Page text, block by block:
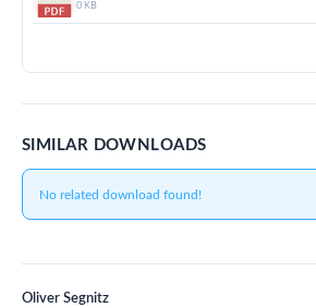
0 KB
SIMILAR DOWNLOADS
No related download found!
Oliver Segnitz